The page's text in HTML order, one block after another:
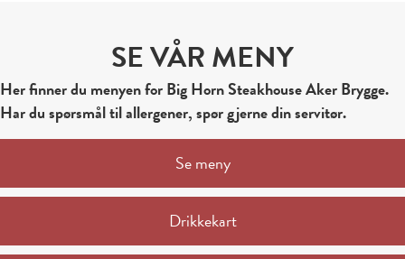
SE VÅR MENY
Her finner du menyen for Big Horn Steakhouse Aker Brygge.
Har du spørsmål til allergener, spør gjerne din servitør.
Se meny
Drikkekart